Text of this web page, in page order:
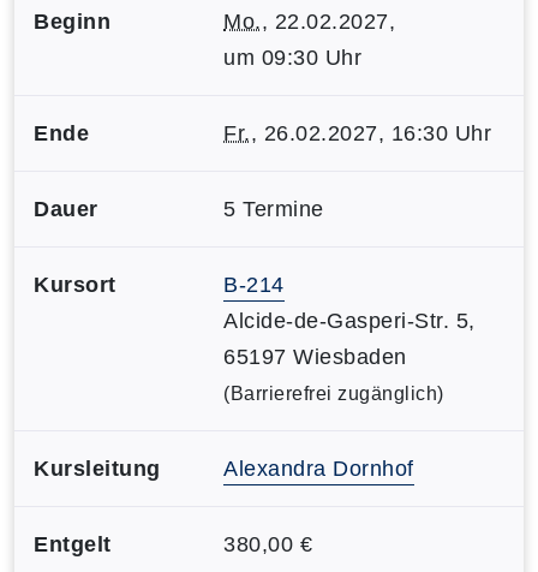
Beginn Mo., 22.02.2027,
um 09:30 Uhr
Ende Fr., 26.02.2027, 16:30 Uhr
Dauer 5 Termine
Kursort
B-214
Alcide-de-Gasperi-Str. 5,
65197 Wiesbaden
(Barrierefrei zugänglich)
Kursleitung Alexandra Dornhof
Entgelt 380,00 €